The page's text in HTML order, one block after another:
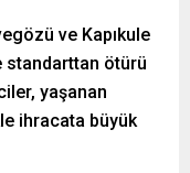
ve Kapıkule
standarttan ötürü
yaşanan
ihracata büyük